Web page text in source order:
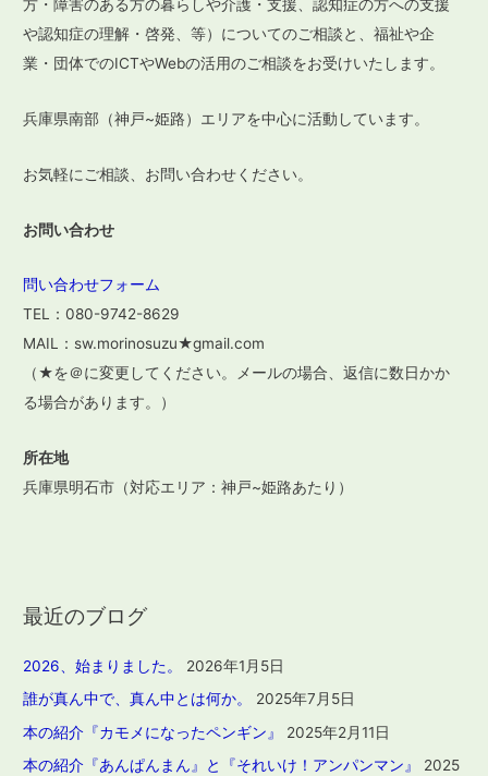
ー
シ
ョ
ン
方・障害のある方の暮らしや介護・支援、認知症の方への支援
や認知症の理解・啓発、等）についてのご相談と、福祉や企
業・団体でのICTやWebの活用のご相談をお受けいたします。
兵庫県南部（神戸~姫路）エリアを中心に活動しています。
お気軽にご相談、お問い合わせください。
お問い合わせ
問い合わせフォーム
TEL：080-9742-8629
MAIL：sw.morinosuzu★gmail.com
（★を＠に変更してください。メールの場合、返信に数日かか
る場合があります。）
所在地
兵庫県明石市（対応エリア：神戸~姫路あたり）
最近のブログ
2026、始まりました。
2026年1月5日
誰が真ん中で、真ん中とは何か。
2025年7月5日
本の紹介『カモメになったペンギン』
2025年2月11日
本の紹介『あんぱんまん』と『それいけ！アンパンマン』
2025